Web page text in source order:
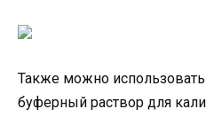
Также можно
буферный раствор для